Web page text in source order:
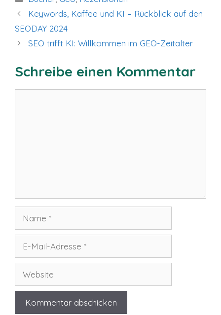
Keywords, Kaffee und KI – Rückblick auf den
SEODAY 2024
SEO trifft KI: Willkommen im GEO-Zeitalter
Schreibe einen Kommentar
Mail-
Adresse
Website